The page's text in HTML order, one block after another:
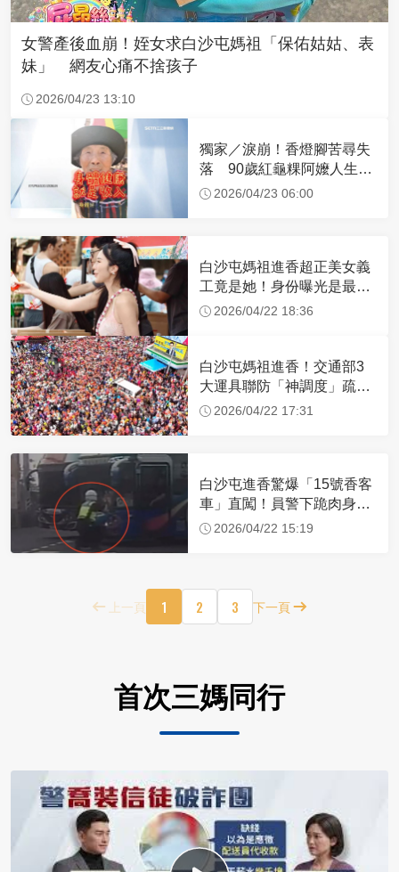
女警產後血崩！姪女求白沙屯媽祖「保佑姑姑、表
妹」 網友心痛不捨孩子
2026/04/23 13:10
獨家／淚崩！香燈腳苦尋失
落 90歲紅龜粿阿嬤人生謝
幕2026/04/23 06:00
白沙屯媽祖進香超正美女義
工竟是她！身份曝光是最美
禮生 一輩子不結婚
2026/04/22 18:36
白沙屯媽祖進香！交通部3
大運具聯防「神調度」疏運
32.1萬創新高
2026/04/22 17:31
白沙屯進香驚爆「15號香客
車」直闖！員警下跪肉身擋
車：讓行人先過
2026/04/22 15:19
上一頁 1 2 3 下一頁
首次三媽同行